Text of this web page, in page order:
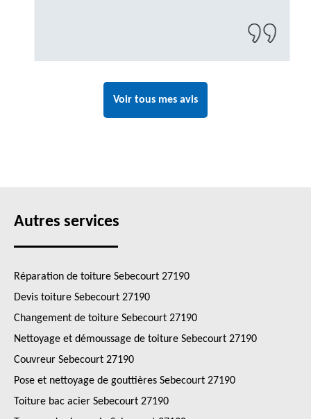
Voir tous mes avis
Autres services
Réparation de toiture Sebecourt 27190
Devis toiture Sebecourt 27190
Changement de toiture Sebecourt 27190
Nettoyage et démoussage de toiture Sebecourt 27190
Couvreur Sebecourt 27190
Pose et nettoyage de gouttières Sebecourt 27190
Toiture bac acier Sebecourt 27190